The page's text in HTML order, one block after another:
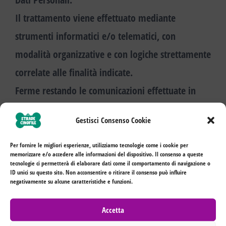
Gestisci Consenso Cookie
Per fornire le migliori esperienze, utilizziamo tecnologie come i cookie per
memorizzare e/o accedere alle informazioni del dispositivo. Il consenso a queste
tecnologie ci permetterà di elaborare dati come il comportamento di navigazione o
ID unici su questo sito. Non acconsentire o ritirare il consenso può influire
negativamente su alcune caratteristiche e funzioni.
Accetta
Il trattamento viene effettuato mediante
strumenti informatici e/o telematici, con
modalità organizzative e con logiche strettamente
correlate alle finalità indicate.
Ferme restando le comunicazioni effettuate in
oltre al Titolare in alcuni casi potrebbero avere
accesso ai Dati categorie di incaricati coinvolti
nell’organizzazione del Titolare (personale
amministrativo, commerciale, marketing,
amministratori di sistema) ovvero soggetti
esterni (come fornitori di servizi tecnici terzi,